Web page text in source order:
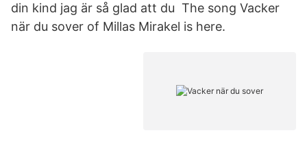
din kind jag är så glad att du The song Vacker
när du sover of Millas Mirakel is here.